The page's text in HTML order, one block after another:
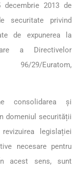
decembrie 2013 de
securitate privind
de expunerea la
a Directivelor
96/29/Euratom,
consolidarea și
domeniul securității
legislației
necesare pentru
acest sens, sunt